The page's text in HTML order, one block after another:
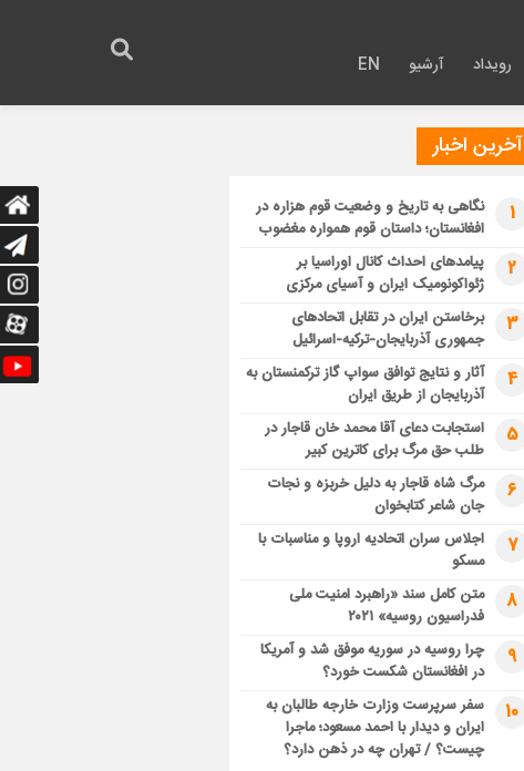
رویداد آرشیو EN
آخرین اخبار
1
نگاهی به تاریخ و وضعیت قوم هزاره در
افغانستان؛ داستان قوم همواره مغضوب
2
پیامدهای احداث کانال اوراسیا بر
ژئواکونومیک ایران و آسیای مرکزی
3
برخاستن ایران در تقابل اتحادهای
جمهوری آذربایجان-ترکیه-اسرائیل
4
آثار و نتایج توافق سواپ گاز ترکمنستان به
آذربایجان از طریق ایران
5
استجابت دعای آقا محمد خان قاجار در
طلب حق مرگ برای کاترین کبیر
6
مرگ شاه قاجار به دلیل خربزه و نجات
جان شاعر کتابخوان
7
اجلاس سران اتحادیه اروپا و مناسبات با
مسکو
8
متن کامل سند «راهبرد امنیت ملی
فدراسیون روسیه» ۲۰۲۱
9
چرا روسیه در سوریه موفق شد و آمریکا
در افغانستان شکست خورد؟
10
سفر سرپرست وزارت خارجه طالبان به
ایران و دیدار با احمد مسعود؛ ماجرا
چیست؟ / تهران چه در ذهن دارد؟